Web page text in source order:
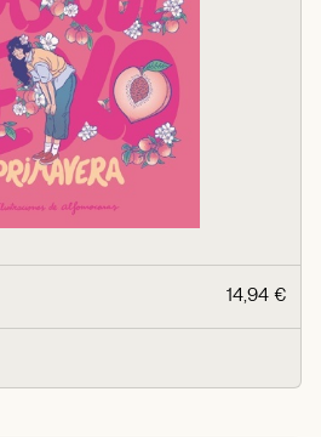
14,94 €